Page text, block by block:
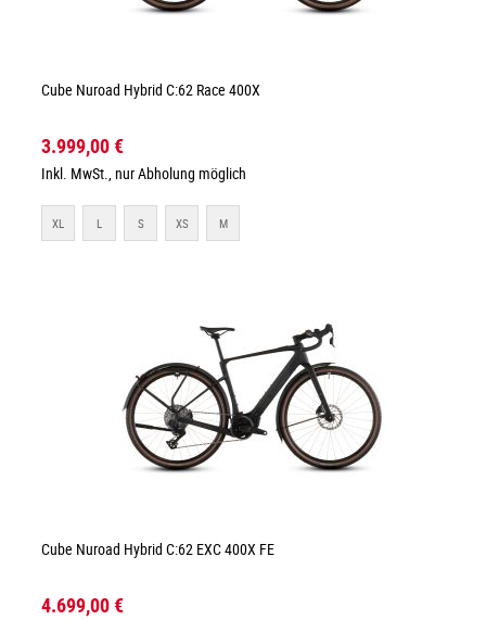
Cube Nuroad Hybrid C:62 Race 400X
3.999,00 €
Inkl. MwSt., nur Abholung möglich
XL L S XS M
Cube Nuroad Hybrid C:62 EXC 400X FE
4.699,00 €